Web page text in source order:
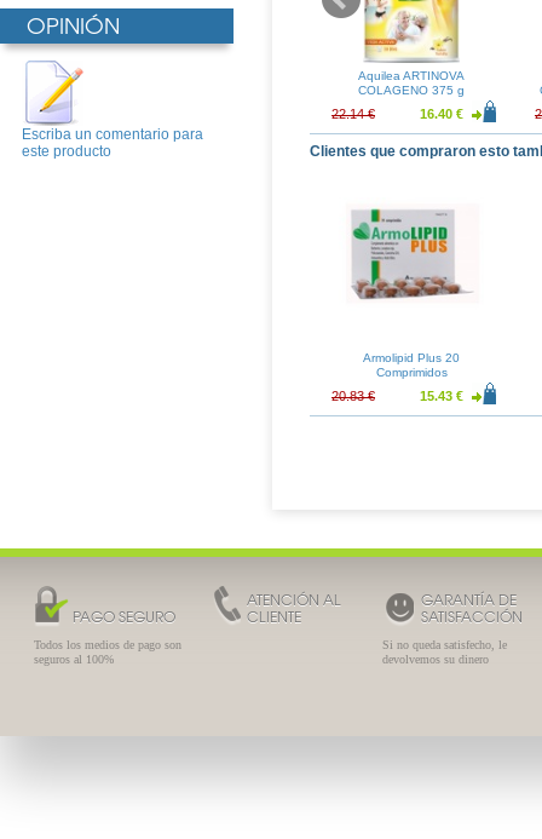
OPINIÓN
Escriba un comentario para
este producto
3 90
12.11 €
Aquilea ARTINOVA
COLAGENO 375 g
22.14 € 16.40 €
Clientes que compraron esto
Armolipid Plus 20
Comprimidos
20.83 € 15.43 €
PAGO SEGURO
Todos los medios de pago son
seguros al 100%
ATENCIÓN AL
CLIENTE
GARANTÍA DE
SATISFACCIÓN
Si no queda satisfecho, le
devolvemos su dinero